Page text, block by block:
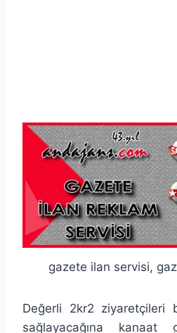
gazete ilan servisi,
Değerli 2kr2 ziyaretçileri
sağlayacağına kanaat